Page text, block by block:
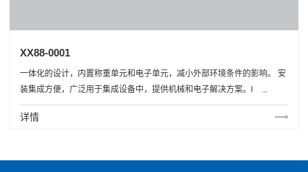
XX88-0001
一体化的设计，内置称重单元和电子单元，减小外部环境条件的影响。 安
装集成方便，广泛用于集成设备中，提供机械和电子解决方案。l ...
详情